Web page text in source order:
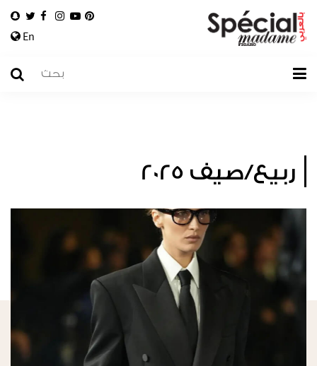
En
ربيع/صيف 2025